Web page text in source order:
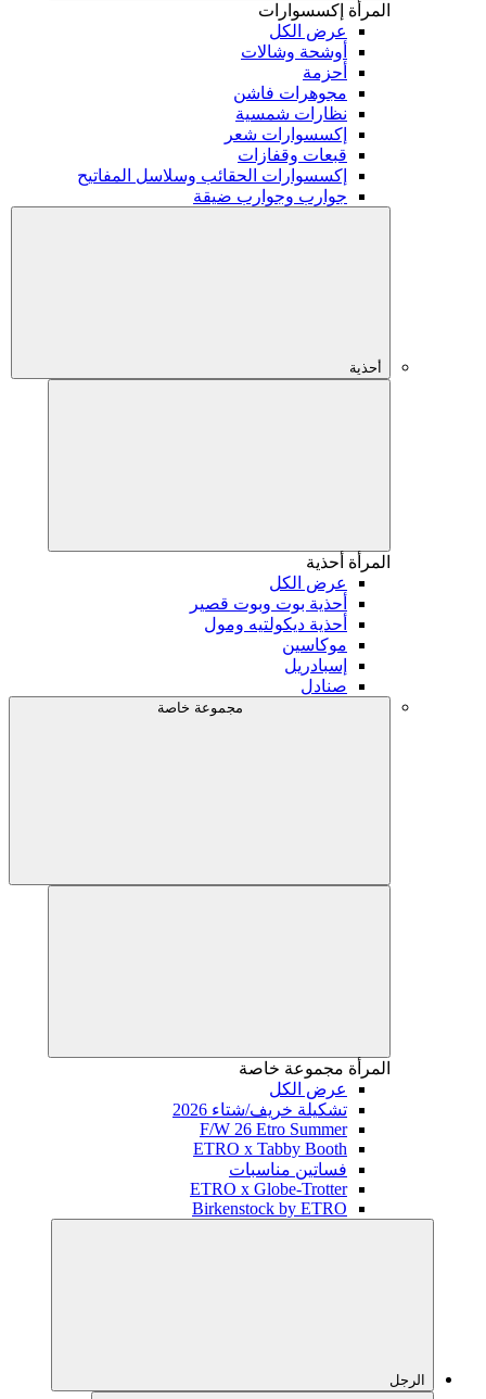
المرأة إكسسوارات
عرض الكل
أوشحة وشالات
أحزمة
مجوهرات فاشن
نظارات شمسية
إكسسوارات شعر
قبعات وقفازات
إكسسوارات الحقائب وسلاسل المفاتيح
جوارب وجوارب ضيقة
أحذية
المرأة أحذية
عرض الكل
أحذية بوت وبوت قصير
أحذية ديكولتيه ومول
موكاسين
إسبادريل
صنادل
مجموعة خاصة
المرأة مجموعة خاصة
عرض الكل
تشكيلة خريف/شتاء 2026
F/W 26 Etro Summer
ETRO x Tabby Booth
فساتين مناسبات
ETRO x Globe-Trotter
Birkenstock by ETRO
الرجل